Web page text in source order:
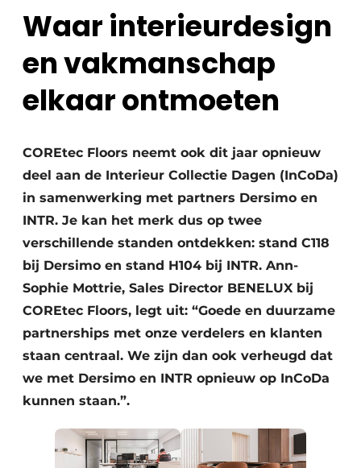
Video’s
Waar interieurdesign
en vakmanschap
elkaar ontmoeten
COREtec Floors neemt ook dit jaar opnieuw
deel aan de Interieur Collectie Dagen (InCoDa)
in samenwerking met partners Dersimo en
INTR. Je kan het merk dus op twee
verschillende standen ontdekken: stand C118
bij Dersimo en stand H104 bij INTR. Ann-
Sophie Mottrie, Sales Director BENELUX bij
COREtec Floors, legt uit: “Goede en duurzame
partnerships met onze verdelers en klanten
staan centraal. We zijn dan ook verheugd dat
we met Dersimo en INTR opnieuw op InCoDa
kunnen staan.”.